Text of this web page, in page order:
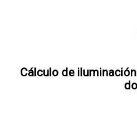
Cálculo de